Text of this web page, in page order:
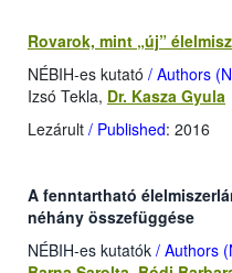
Rovarok, mint „új”
NÉBIH-es kutató / Authors
Izsó Tekla, Dr. Kasza Gyula
Lezárult / Published: 2016
A fenntartható
néhány összefüggése
NÉBIH-es kutatók / Authors